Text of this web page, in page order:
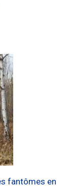
fantômes en